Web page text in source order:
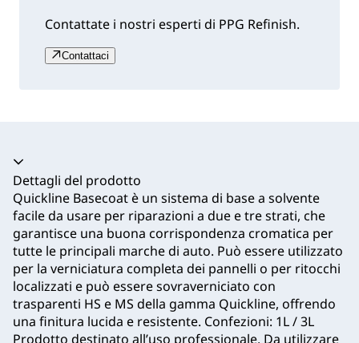
Contattate i nostri esperti di PPG Refinish.
Contattaci
Dettagli del prodotto
Quickline Basecoat è un sistema di base a solvente
facile da usare per riparazioni a due e tre strati, che
garantisce una buona corrispondenza cromatica per
tutte le principali marche di auto. Può essere utilizzato
per la verniciatura completa dei pannelli o per ritocchi
localizzati e può essere sovraverniciato con
trasparenti HS e MS della gamma Quickline, offrendo
una finitura lucida e resistente. Confezioni: 1L / 3L
Prodotto destinato all’uso professionale. Da utilizzare